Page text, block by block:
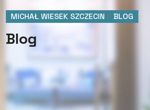
MICHAŁ WIESEK SZCZECIN > BLOG
Blog